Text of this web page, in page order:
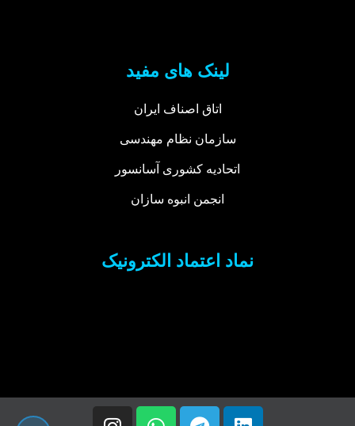
لینک های مفید
اتاق اصناف ایران
سازمان نظام مهندسی
اتحادیه کشوری آسانسور
انجمن انبوه سازان
نماد اعتماد الکترونیک